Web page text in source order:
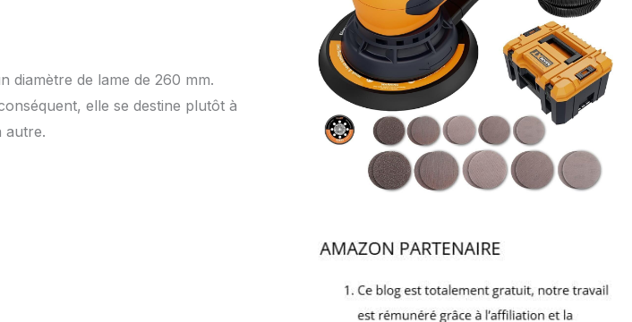
diamètre de lame de 260 mm.
elle se destine plutôt à
autre.